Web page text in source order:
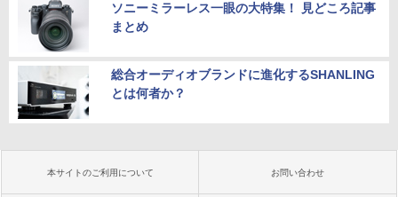
ソニーミラーレス一眼の大特集！ 見どころ記事
まとめ
総合オーディオブランドに進化するSHANLING
とは何者か？
本サイトのご利用について お問い合わせ